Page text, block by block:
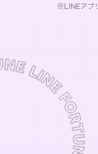
※LINEアプ